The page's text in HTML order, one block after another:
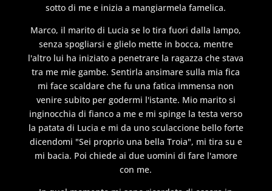
sotto di me e inizia a mangiarmela famelica.
Marco, il marito di Lucia se lo tira fuori dalla lampo,
senza spogliarsi e glielo mette in bocca, mentre
l'altro lui ha iniziato a penetrare la ragazza che stava
tra me mie gambe. Sentirla ansimare sulla mia fica
mi face scaldare che fu una fatica immensa non
venire subito per godermi l'istante. Mio marito si
inginocchia di fianco a me e mi spinge la testa verso
la patata di Lucia e mi da uno sculaccione bello forte
dicendomi "Sei proprio una bella Troia", mi tira su e
mi bacia. Poi chiede ai due uomini di fare l'amore
con me.